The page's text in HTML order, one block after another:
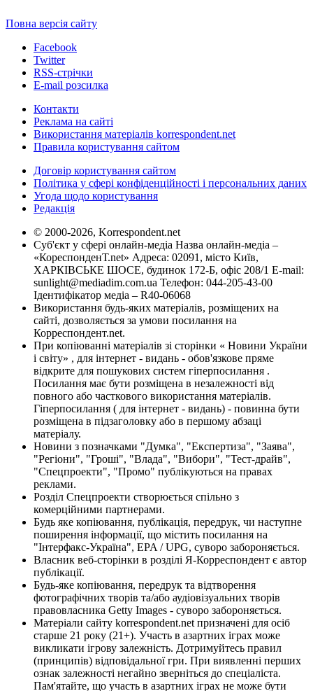
Повна версія сайту
Facebook
Twitter
RSS-стрічки
E-mail розсилка
Контакти
Реклама на сайті
Використання матеріалів korrespondent.net
Правила користування сайтом
Договір користування сайтом
Політика у сфері конфіденційності і персональних даних
Угода щодо користування
Редакція
© 2000-2026, Korrespondent.net
Суб'єкт у сфері онлайн-медіа Назва онлайн-медіа –
«КореспонденТ.net» Адреса: 02091, місто Київ,
ХАРКІВСЬКЕ ШОСЕ, будинок 172-Б, офіс 208/1 E-mail:
sunlight@mediadim.com.ua Телефон: 044-205-43-00
Ідентифікатор медіа – R40-06068
Використання будь-яких матеріалів, розміщених на
сайті, дозволяється за умови посилання на
Корреспондент.net.
При копіюванні матеріалів зі сторінки « Новини України
і світу» , для інтернет - видань - обов'язкове пряме
відкрите для пошукових систем гіперпосилання .
Посилання має бути розміщена в незалежності від
повного або часткового використання матеріалів.
Гіперпосилання ( для інтернет - видань) - повинна бути
розміщена в підзаголовку або в першому абзаці
матеріалу.
Новини з позначками "Думка", "Експертиза", "Заява",
"Регіони", "Гроші", "Влада", "Вибори", "Тест-драйв",
"Спецпроекти", "Промо" публікуються на правах
реклами.
Розділ Спецпроекти створюється спільно з
комерційними партнерами.
Будь яке копіювання, публікація, передрук, чи наступне
поширення інформації, що містить посилання на
"Інтерфакс-Україна", EPA / UPG, суворо забороняється.
Власник веб-сторінки в розділі Я-Корреспондент є автор
публікації.
Будь-яке копіювання, передрук та відтворення
фотографічних творів та/або аудіовізуальних творів
правовласника Getty Images - суворо забороняється.
Матеріали сайту korrespondent.net призначені для осіб
старше 21 року (21+). Участь в азартних іграх може
викликати ігрову залежність. Дотримуйтесь правил
(принципів) відповідальної гри. При виявленні перших
ознак залежності негайно зверніться до спеціаліста.
Пам'ятайте, що участь в азартних іграх не може бути